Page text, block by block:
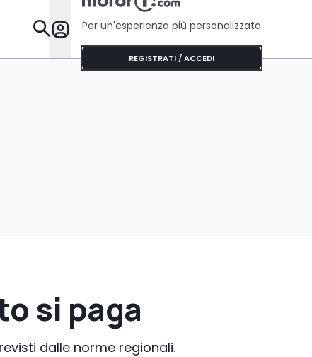
Da Sapere
Per un'esperienza più personalizzata
REGISTRATI / ACCEDI
si paga
dalle norme regionali.